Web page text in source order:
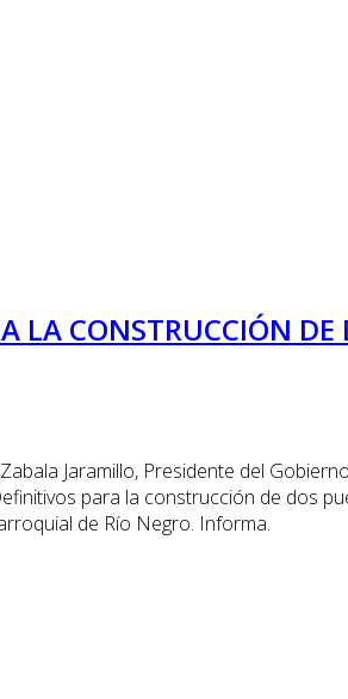
LA CONSTRUCCIÓN DE
Jaramillo, Presidente del
para la construcción de dos
de Río Negro. Informa.